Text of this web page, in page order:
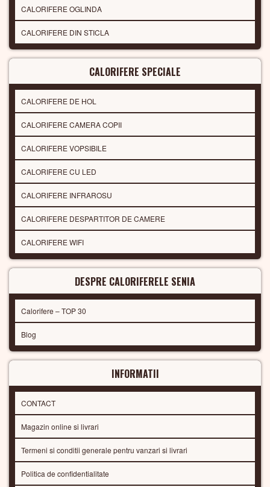
CALORIFERE OGLINDA
CALORIFERE DIN STICLA
CALORIFERE SPECIALE
CALORIFERE DE HOL
CALORIFERE CAMERA COPII
CALORIFERE VOPSIBILE
CALORIFERE CU LED
CALORIFERE INFRAROSU
CALORIFERE DESPARTITOR DE CAMERE
CALORIFERE WIFI
DESPRE CALORIFERELE SENIA
Calorifere – TOP 30
Blog
INFORMATII
CONTACT
Magazin online si livrari
Termeni si conditii generale pentru vanzari si livrari
Politica de confidentialitate